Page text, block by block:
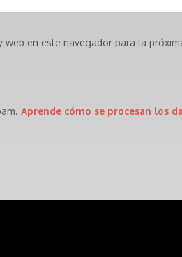
en este navegador para la
Aprende cómo se procesan los